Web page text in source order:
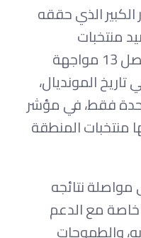
الذي حققه
منتخبات
الكونكاكاف إلى 11 فوزًا من أصل 13 مواجهة
المونديال،
فقط، في مؤشر
منتخبات المنطقة
نتائجه
خاصة مع الدعم
والطموحات